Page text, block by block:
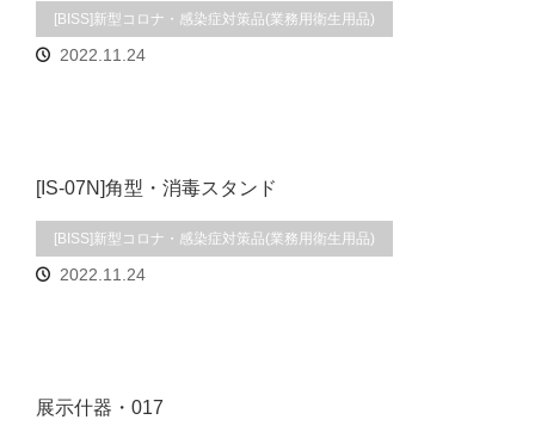
[BISS]新型コロナ・感染症対策品(業務用衛生用品)
2022.11.24
[IS-07N]角型・消毒スタンド
[BISS]新型コロナ・感染症対策品(業務用衛生用品)
2022.11.24
展示什器・017